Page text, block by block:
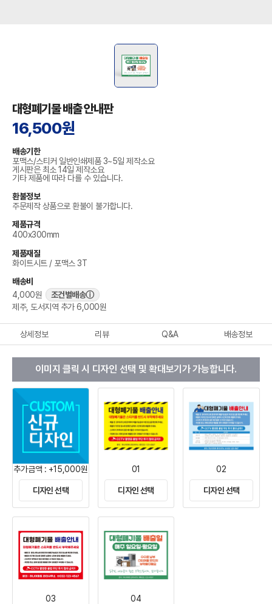
대형폐기물 배출 안내판
16,500원
배송기한
포맥스/스티커 일반인쇄제품 3~5일 제작소요
게시판은 최소 14일 제작소요
기타 제품에 따라 다를 수 있습니다.
환불정보
주문제작 상품으로 환불이 불가합니다.
제품규격
400x300mm
제품재질
화이트시트 / 포맥스 3T
배송비
4,000원
조건별배송ⓘ
제주, 도서지역 추가 6,000원
상세정보 리뷰 Q&A 배송정보
이미지 클릭 시 디자인 선택 및 확대보기가 가능합니다.
추가금액 : +15,000원
디자인 선택
01
디자인 선택
02
디자인 선택
03 04